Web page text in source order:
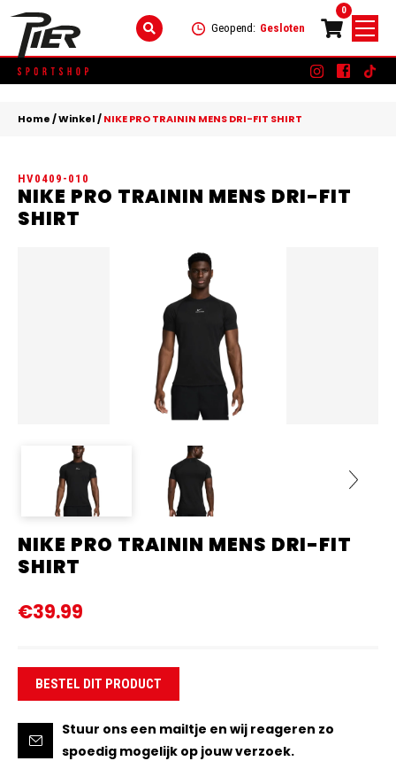
Geopend: Gesloten
0
Skip
to
SCHOENEN
ACCESSOIRES
KLEDING
SCHOENEN
KINDEREN
KLEDING
Home/Winkel/NIKE PRO TRAININ MENS DRI-FIT SHIRT
HV0409-010
NIKE PRO TRAININ MENS DRI-FIT
SHIRT
Next
NIKE PRO TRAININ MENS DRI-FIT
SHIRT
€39.99
BESTEL DIT PRODUCT
Stuur ons een mailtje en wij reageren zo
spoedig mogelijk op jouw verzoek.